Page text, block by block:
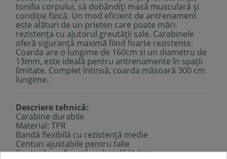
tonifia corpului, să dobândiți masă musculară și
condiție fizică. Un mod eficient de antrenament
este alături de un prieten care poate mări
rezistența cu ajutorul greutății sale. Carabinele
oferă siguranță maximă fiind foarte rezistente.
Coarda are o lungime de 160cm si un diametru de
13mm, este ideală pentru antrenamente în spații
limitate. Complet întinsă, coarda măsoară 300 cm
lungime.
Descriere tehnică:
Carabine durabile
Material: TPR
Bandă flexibilă cu rezistență medie
Centuri ajustabile pentru talie
Centurile se fixează cu bandă Velcro